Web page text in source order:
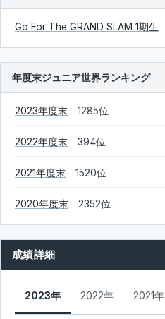
Go For The GRAND SLAM 1期生
年度末ジュニア世界ランキング
2023年度末 1285位
2022年度末 394位
2021年度末 1520位
2020年度末 2352位
成績詳細
2023年 2022年 2021年